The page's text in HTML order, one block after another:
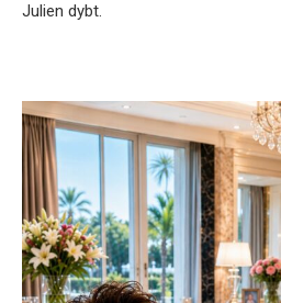
Julien dybt.